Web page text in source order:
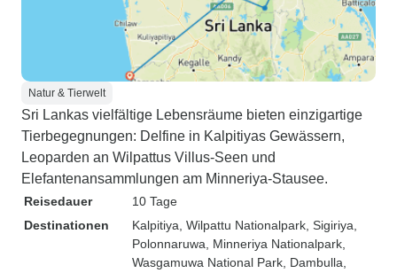
Natur & Tierwelt
Sri Lankas vielfältige Lebensräume bieten einzigartige
Tierbegegnungen: Delfine in Kalpitiyas Gewässern,
Leoparden an Wilpattus Villus-Seen und
Elefantenansammlungen am Minneriya-Stausee.
Reisedauer
10 Tage
Destinationen
Kalpitiya , Wilpattu Nationalpark , Sigiriya
Polonnaruwa , Minneriya Nationalpark
Wasgamuwa National Park , Dambulla